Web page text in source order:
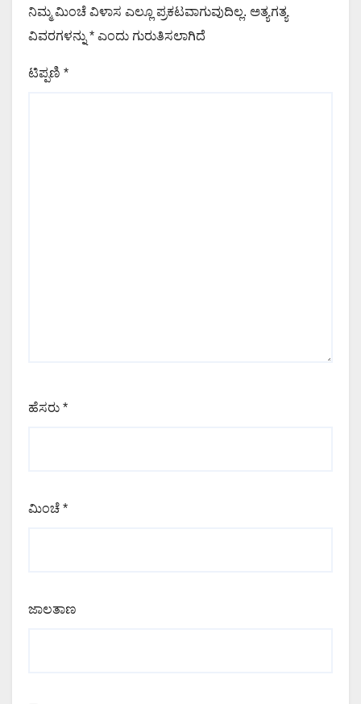
ನಿಮ್ಮ ಮಿಂಚೆ ವಿಳಾಸ ಎಲ್ಲೂ ಪ್ರಕಟವಾಗುವುದಿಲ್ಲ. ಅತ್ಯಗತ್ಯ
ವಿವರಗಳನ್ನು * ಎಂದು ಗುರುತಿಸಲಾಗಿದೆ
ಟಿಪ್ಪಣಿ *
ಹೆಸರು *
ಮಿಂಚೆ *
ಜಾಲತಾಣ